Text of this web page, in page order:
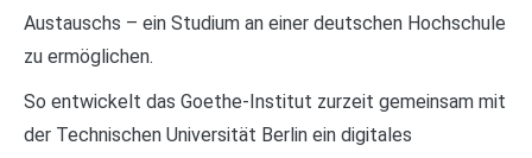
Austauschs – ein Studium an einer deutschen Hochschule
zu ermöglichen.
So entwickelt das Goethe-Institut zurzeit gemeinsam mit
der Technischen Universität Berlin ein digitales